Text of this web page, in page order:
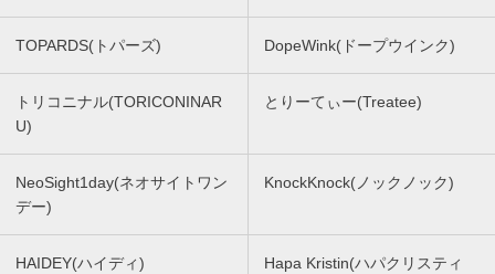
TOPARDS(トパーズ) DopeWink(ドープウインク)
トリコニナル(TORICONINAR
U)
とりーてぃー(Treatee)
NeoSight1day(ネオサイトワン
デー)
KnockKnock(ノックノック)
HAIDEY(ハイディ)
Hapa Kristin(ハパクリスティ